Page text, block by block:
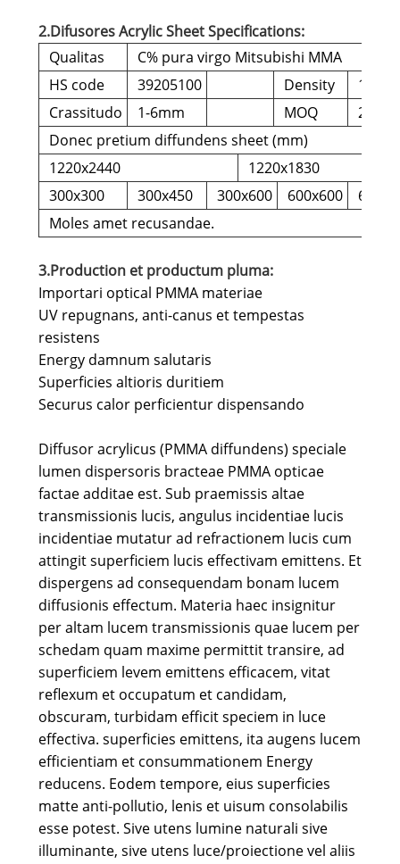
2.Difusores Acrylic Sheet Specifications:
Qualitas
C% pura virgo Mitsubishi MMA
HS code
39205100 Density
1.2g/
Crassitudo
1-6mm MOQ
200kg
Donec pretium diffundens sheet (mm)
1220x2440
1220x1830
300x300
300x450 300x600 600x600
Moles amet recusandae.
3.Production et productum pluma:
Importari optical PMMA materiae
UV repugnans, anti-canus et tempestas
resistens
Energy damnum salutaris
Superficies altioris duritiem
Securus calor perficientur dispensando
Diffusor acrylicus (PMMA diffundens) speciale
lumen dispersoris bracteae PMMA opticae
factae additae est. Sub praemissis altae
transmissionis lucis, angulus incidentiae lucis
incidentiae mutatur ad refractionem lucis cum
attingit superficiem lucis effectivam emittens. Et
dispergens ad consequendam bonam lucem
diffusionis effectum. Materia haec insignitur
per altam lucem transmissionis quae lucem per
schedam quam maxime permittit transire, ad
superficiem levem emittens efficacem, vitat
reflexum et occupatum et candidam,
obscuram, turbidam efficit speciem in luce
effectiva. superficies emittens, ita augens lucem
efficientiam et consummationem Energy
reducens. Eodem tempore, eius superficies
matte anti-pollutio, lenis et uisum consolabilis
esse potest. Sive utens lumine naturali sive
illuminante, sive utens luce/proiectione vel aliis